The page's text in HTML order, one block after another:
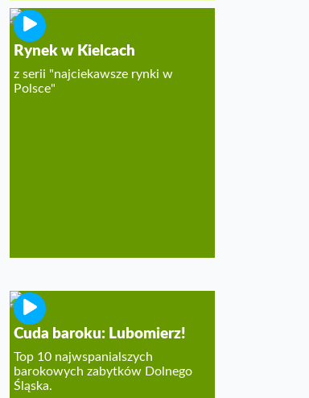
Rynek w Kielcach
z serii "najciekawsze rynki w
Polsce"
Cuda baroku: Lubomierz!
Top 10 najwspanialszych
barokowych zabytków Dolnego
Śląska.